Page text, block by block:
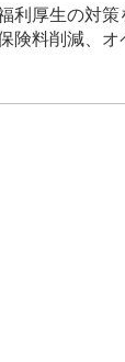
利厚生の対
険料削減、